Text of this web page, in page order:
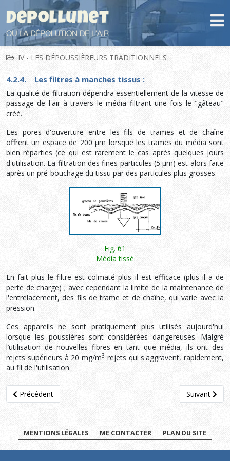
IV - LES DÉPOUSSIÈREURS TRADITIONNELS
4.2.4. Les filtres à manches tissus :
La qualité de filtration dépendra essentiellement de la vitesse de
passage de l'air à travers le média filtrant une fois le "gâteau"
créé.
Les pores d'ouverture entre les fils de trames et de chaîne
offrent un espace de 200 µm lorsque les trames du média sont
bien réparties (ce qui est rarement le cas après quelques jours
d'utilisation. La filtration des fines particules (5 µm) est alors faite
après un pré-bouchage du tissu par des particules plus grosses.
Fig. 61
Média tissé
En fait plus le filtre est colmaté plus il est efficace (plus il a de
perte de charge) ; avec cependant la limite de la maintenance de
l'entrelacement, des fils de trame et de chaîne, qui varie avec la
pression.
Ces appareils ne sont pratiquement plus utilisés aujourd'hui
lorsque les poussières sont considérées dangereuses. Malgré
l’utilisation de nouvelles fibres en tant que média, ils ont des
rejets supérieurs à 20 mg/m3 rejets qui s'aggravent, rapidement,
au fil de l'utilisation.
Article précédent : 4.2.2 Média filtrant
Précédent Article
Suivant
MENTIONS LÉGALES ME CONTACTER PLAN DU SITE